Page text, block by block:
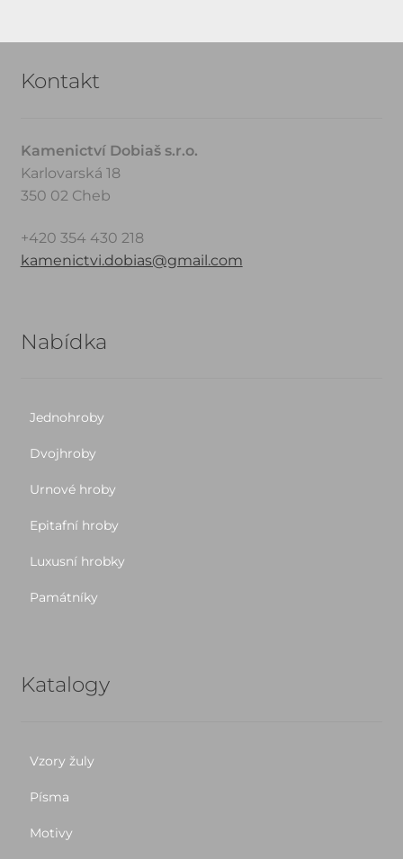
Kontakt
Kamenictví Dobiaš s.r.o.
Karlovarská 18
350 02 Cheb
+420 354 430 218
kamenictvi.dobias@gmail.com
Nabídka
Jednohroby
Dvojhroby
Urnové hroby
Epitafní hroby
Luxusní hrobky
Památníky
Katalogy
Vzory žuly
Písma
Motivy